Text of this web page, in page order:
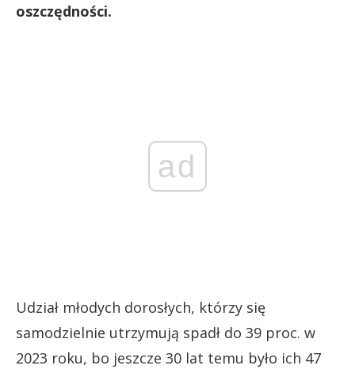
oszczędności.
ad
Udział młodych dorosłych, którzy się
samodzielnie utrzymują spadł do 39 proc. w
2023 roku, bo jeszcze 30 lat temu było ich 47